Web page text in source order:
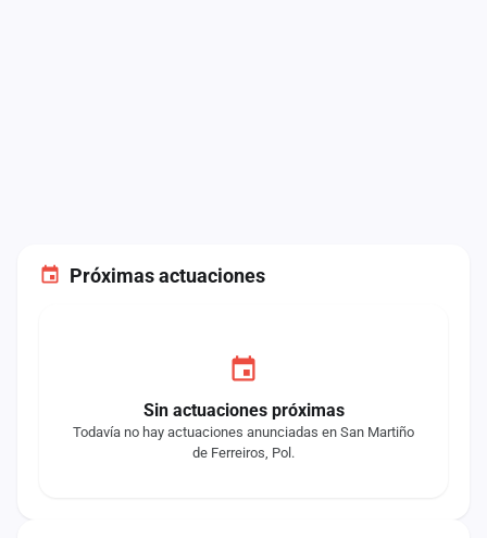
Próximas actuaciones
Sin actuaciones próximas
Todavía no hay actuaciones anunciadas en San Martiño
de Ferreiros, Pol.